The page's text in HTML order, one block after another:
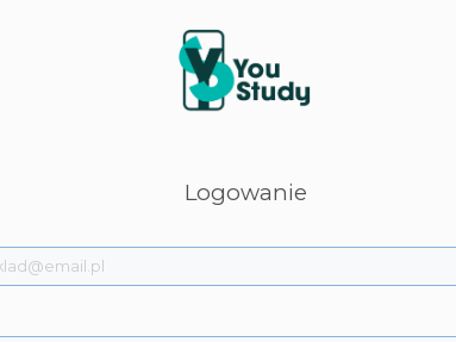
Logowanie